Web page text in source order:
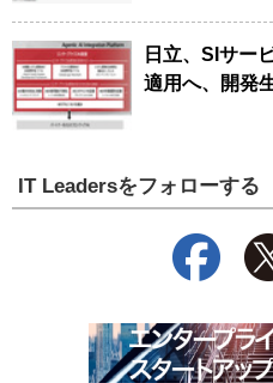
日立、SIサー
適用へ、開発
IT Leadersをフォローする